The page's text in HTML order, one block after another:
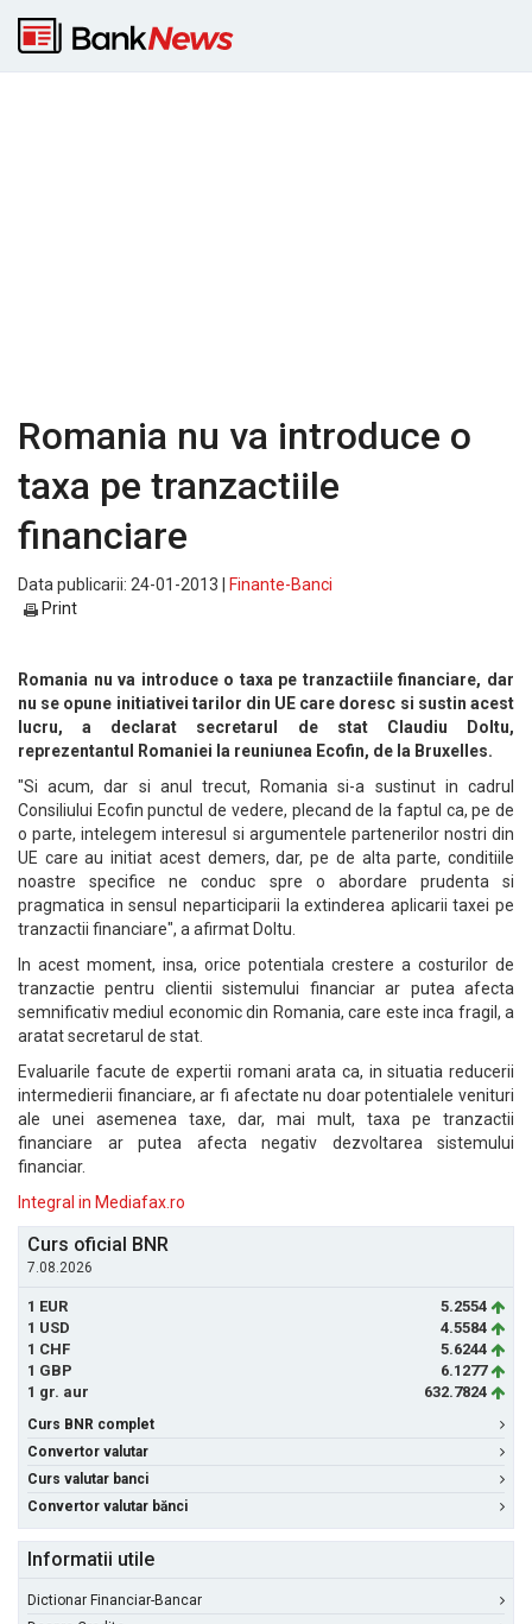
Romania nu va introduce o
taxa pe tranzactiile
financiare
Data publicarii: 24-01-2013 |
Finante-Banci
Print
Romania nu va introduce o taxa pe tranzactiile financiare, dar
nu se opune initiativei tarilor din UE care doresc si sustin acest
lucru, a declarat secretarul de stat Claudiu Doltu,
reprezentantul Romaniei la reuniunea Ecofin, de la Bruxelles.
"Si acum, dar si anul trecut, Romania si-a sustinut in cadrul
Consiliului Ecofin punctul de vedere, plecand de la faptul ca, pe de
o parte, intelegem interesul si argumentele partenerilor nostri din
UE care au initiat acest demers, dar, pe de alta parte, conditiile
noastre specifice ne conduc spre o abordare prudenta si
pragmatica in sensul neparticiparii la extinderea aplicarii taxei pe
tranzactii financiare", a afirmat Doltu.
In acest moment, insa, orice potentiala crestere a costurilor de
tranzactie pentru clientii sistemului financiar ar putea afecta
semnificativ mediul economic din Romania, care este inca fragil, a
aratat secretarul de stat.
Evaluarile facute de expertii romani arata ca, in situatia reducerii
intermedierii financiare, ar fi afectate nu doar potentialele venituri
ale unei asemenea taxe, dar, mai mult, taxa pe tranzactii
financiare ar putea afecta negativ dezvoltarea sistemului
financiar.
Integral in Mediafax.ro
Curs oficial BNR
7.08.2026
1 EUR
5.2554
1 USD
4.5584
1 CHF
5.6244
1 GBP
6.1277
1 gr. aur
632.7824
Curs BNR complet
Convertor valutar
Curs valutar banci
Convertor valutar bănci
Informatii utile
Dictionar Financiar-Bancar